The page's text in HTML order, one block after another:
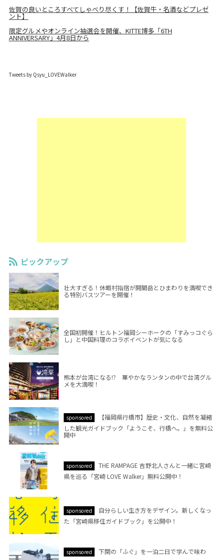
佐賀の良いところすべてしゃべり尽くす！【佐賀牛・名酒などプレゼ
ント】
限定グルメやオンライン抽選会を開催、KITTE博多「6TH
ANNIVERSARY」4月8日から
Tweets by Qsyu_LOVEWalker
ピックアップ
壮大すぎる！休暇村指宿が開聞岳とひまわりを満喫でき
る特別バスツアーを開催！
全国初開催！ヒルトン福岡シーホークの「すみっコぐら
し」と中国料理のコラボイベントが気になる
熊本が台湾になる!? 華やかなランタンの中で台湾グル
メを大満喫！
sponsored
【福岡県行橋市】歴史・文化、自然を凝縮
した観光ガイドブック「ようこそ、行橋へ。」を無料公
開中
sponsored
THE RAMPAGE 吉野北人さんと一緒に宮崎
県を巡る「宮崎 LOVE Walker」無料公開中！
sponsored
自分らしい生き方をデザイン。新しくなっ
た「宮崎県移住ガイドブック」を公開中！
sponsored
下関の「ふぐ」を一泊二日で学んで味わ